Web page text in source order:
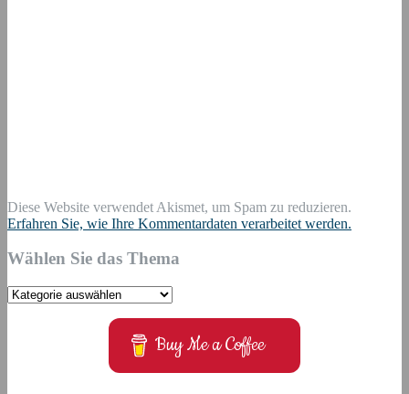
Diese Website verwendet Akismet, um Spam zu reduzieren.
Erfahren Sie, wie Ihre Kommentardaten verarbeitet werden.
Wählen Sie das Thema
Wählen
Buy Me a Coffee